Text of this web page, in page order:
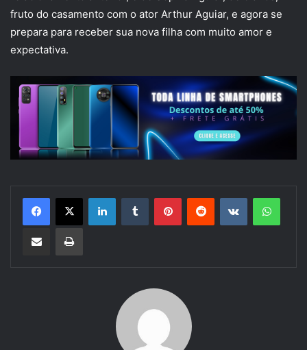
fruto do casamento com o ator Arthur Aguiar, e agora se
prepara para receber sua nova filha com muito amor e
expectativa.
LinkedinTumblr PinterestReddit VK
Compartilhar via e-mail Imprimir